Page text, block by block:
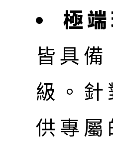
極
皆具
級。
供專